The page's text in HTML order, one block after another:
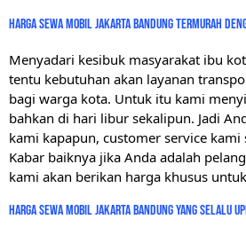
harga sewa mobil jakarta bandung termurah
Menyadari kesibuk masyarakat ibu
tentu kebutuhan akan layanan
bagi warga kota. Untuk itu kami
bahkan di hari libur sekalipun. Jadi
kami kapapun, customer service kami
Kabar baiknya jika Anda adalah
kami akan berikan harga khusus
harga sewa mobil jakarta bandung yang selalu